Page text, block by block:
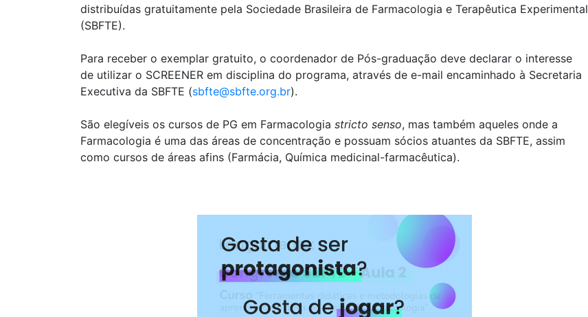
distribuídas gratuitamente pela Sociedade Brasileira de Farmacologia e Terapêutica Experimental
(SBFTE).
Para receber o exemplar gratuito, o coordenador de Pós-graduação deve declarar o interesse
de utilizar o SCREENER em disciplina do programa, através de e-mail encaminhado à Secretaria
Executiva da SBFTE (sbfte@sbfte.org.br).
São elegíveis os cursos de PG em Farmacologia stricto senso, mas também aqueles onde a
Farmacologia é uma das áreas de concentração e possuam sócios atuantes da SBFTE, assim
como cursos de áreas afins (Farmácia, Química medicinal-farmacêutica).